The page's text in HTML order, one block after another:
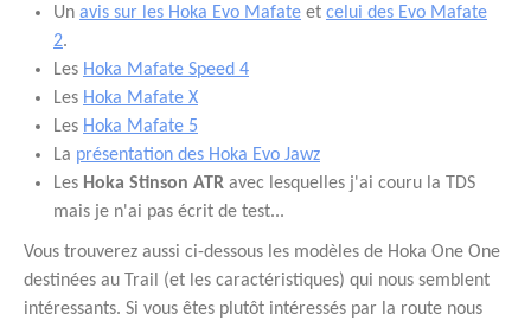
Un avis sur les Hoka Evo Mafate et celui des Evo Mafate
2.
Les Hoka Mafate Speed 4
Les Hoka Mafate X
Les Hoka Mafate 5
La présentation des Hoka Evo Jawz
Les Hoka Stinson ATR avec lesquelles j'ai couru la TDS
mais je n'ai pas écrit de test...
Vous trouverez aussi ci-dessous les modèles de Hoka One One
destinées au Trail (et les caractéristiques) qui nous semblent
intéressants. Si vous êtes plutôt intéressés par la route nous